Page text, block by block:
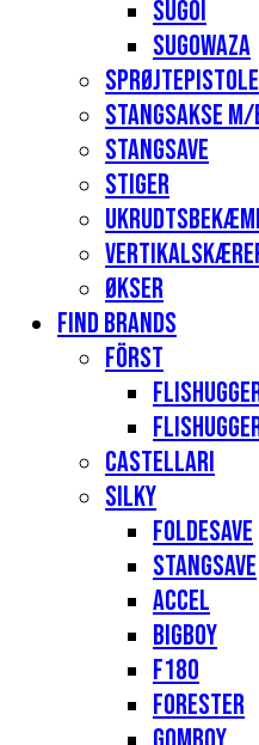
Sugoi
Sugowaza
Stangsakse
Stangsave
Stiger
Økser
Find Brands
Först
Castellari
Silky
Foldesave
Stangsave
Accel
Bigboy
F180
Forester